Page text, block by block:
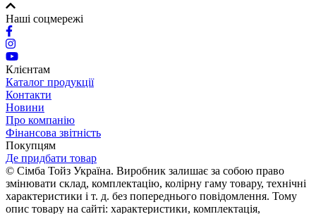
Наші соцмережі
Клієнтам
Каталог продукції
Контакти
Новини
Про компанію
Фінансова звітність
Покупцям
Де придбати товар
© Сімба Тойз Україна. Виробник залишає за собою право
змінювати склад, комплектацію, колірну гаму товару, технічні
характеристики і т. д. без попереднього повідомлення. Тому
опис товару на сайті: характеристики, комплектація,